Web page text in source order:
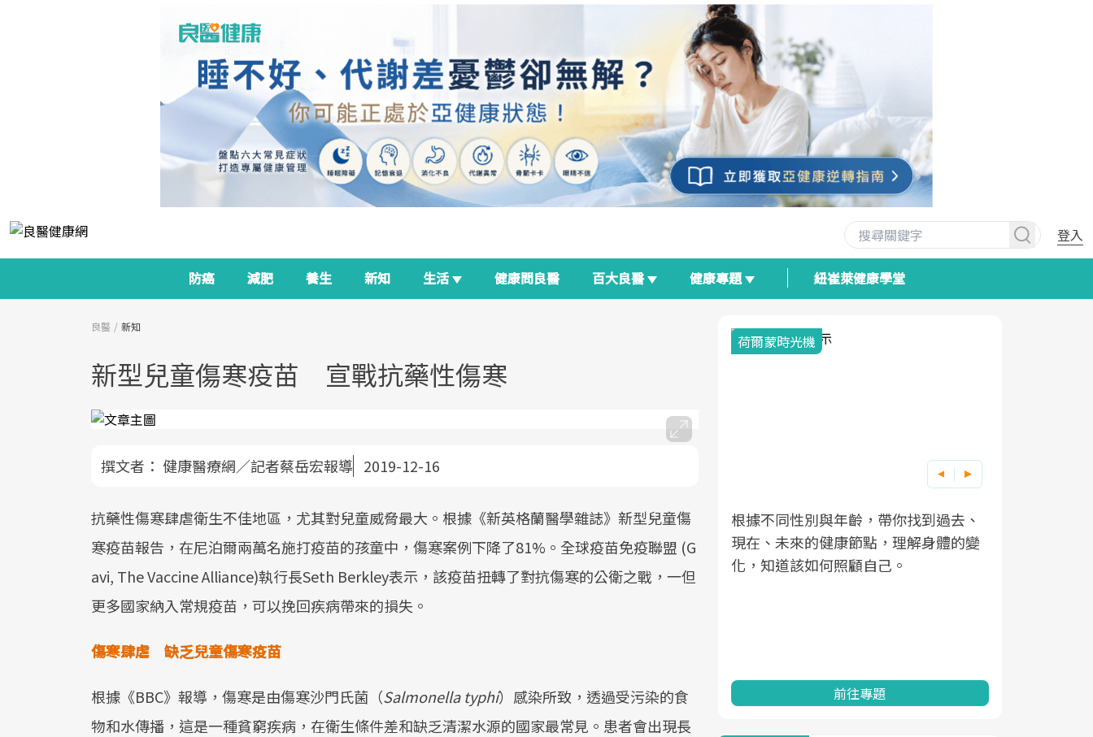
登入
防癌 減肥 養生 新知 生活 健康問良醫 百大良醫 健康專題 紐崔萊健康學堂
良醫 新知
新型兒童傷寒疫苗 宣戰抗藥性傷寒
撰文者： 健康醫療網／記者蔡岳宏報導 2019-12-16
抗藥性傷寒肆虐衛生不佳地區，尤其對兒童威脅最大。根據《新英格蘭醫學雜誌》新型兒童傷
寒疫苗報告，在尼泊爾兩萬名施打疫苗的孩童中，傷寒案例下降了81%。全球疫苗免疫聯盟 (G
avi, The Vaccine Alliance)執行長Seth Berkley表示，該疫苗扭轉了對抗傷寒的公衛之戰，一但
更多國家納入常規疫苗，可以挽回疾病帶來的損失。
傷寒肆虐 缺乏兒童傷寒疫苗
根據《BBC》報導，傷寒是由傷寒沙門氏菌（Salmonella typhi）感染所致，透過受污染的食
物和水傳播，這是一種貧窮疾病，在衛生條件差和缺乏清潔水源的國家最常見。患者會出現長
面對超高齡社會的浪潮，台灣正在快速
邁向「健康照護」的新時代。隨著國家
政策如「健康台灣推動委員會」與「長
照3.0」的推進，「預防醫學」已成全民
前往專題
2025年，就到良醫生活祭體驗「一站式
健康新生活」，從講座、體驗到運動，
全面啟動你的健康革命！
前往專題
良醫健康網從「換季的身體變化」出
發，透過醫學觀點與日常感受的對話，
建立對亞健康的認知，進而引導實際的
改善行動。
前往專題
荷爾蒙時光機
根據不同性別與年齡，帶你找到過去、
現在、未來的健康節點，理解身體的變
化，知道該如何照顧自己。
前往專題